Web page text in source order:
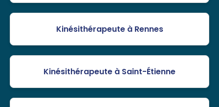
Kinésithérapeute à Rennes
Kinésithérapeute à Saint-Étienne